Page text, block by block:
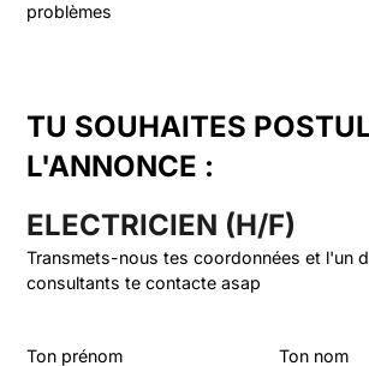
problèmes
TU SOUHAITES
L'ANNONCE :
ELECTRICIEN (H/F)
Transmets-nous tes coordonnées et l'un
consultants te contacte asap
Ton prénom Ton nom